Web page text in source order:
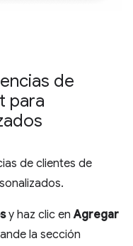
de
para
de clientes de
y haz clic enAgregar
la sección